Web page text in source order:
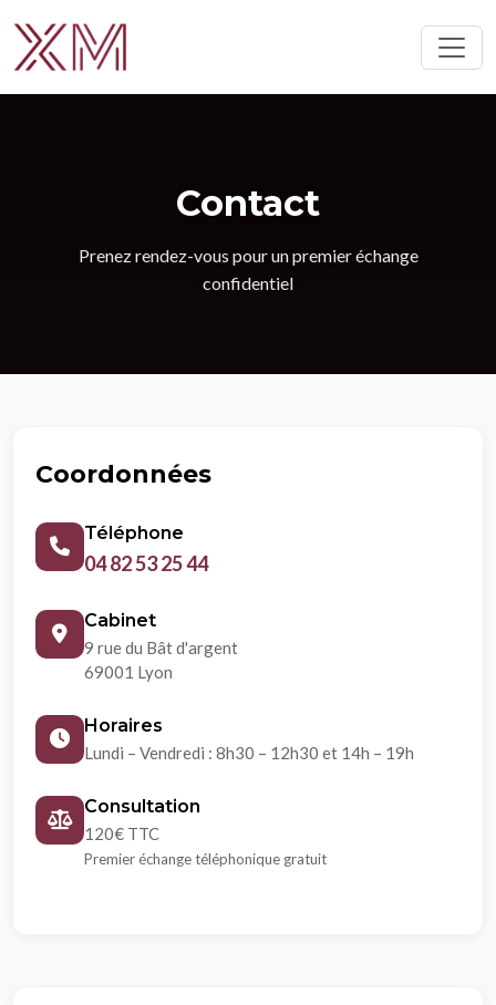
Contact
Prenez rendez-vous pour un premier échange
confidentiel
Coordonnées
Téléphone
04 82 53 25 44
Cabinet
9 rue du Bât d'argent
69001 Lyon
Horaires
Lundi – Vendredi : 8h30 – 12h30 et 14h – 19h
Consultation
120€ TTC
Premier échange téléphonique gratuit